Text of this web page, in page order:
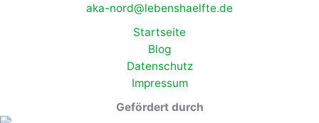
aka-nord@lebenshaelfte.de
Startseite
Blog
Datenschutz
Impressum
Gefördert durch